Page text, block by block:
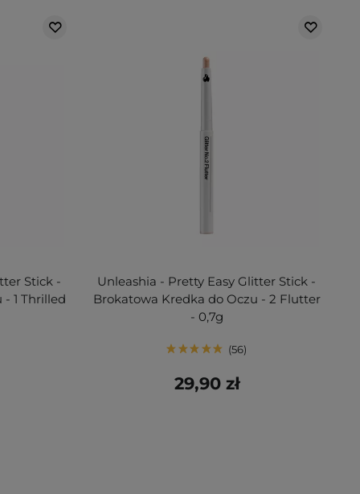
Stick -
1 Thrilled
Unleashia - Pretty Easy Glitter Stick -
Brokatowa Kredka do Oczu - 2 Flutter
- 0,7g
56
29,90 zł